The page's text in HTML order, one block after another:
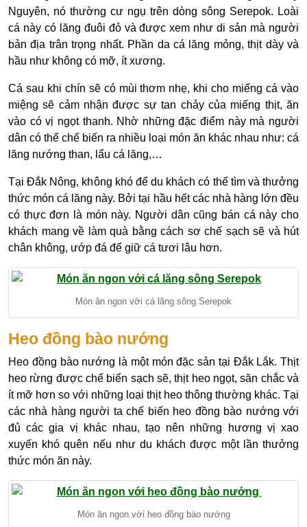
Nguyên, nó thường cư ngụ trên dòng sông Serepok. Loài
cá này có lăng đuôi đỏ và được xem như di sản mà người
bản địa trân trọng nhất. Phần da cá lăng mỏng, thịt dày và
hầu như không có mỡ, ít xương.
Cá sau khi chín sẽ có mùi thơm nhẹ, khi cho miếng cá vào
miệng sẽ cảm nhận được sự tan chảy của miếng thịt, ăn
vào có vị ngọt thanh. Nhờ những đặc điểm này mà người
dân có thể chế biến ra nhiều loại món ăn khác nhau như: cá
lăng nướng than, lẩu cá lăng,…
Tại Đắk Nông, không khó để du khách có thể tìm và thưởng
thức món cá lăng này. Bởi tại hầu hết các nhà hàng lớn đều
có thực đơn là món này. Người dân cũng bán cá này cho
khách mang về làm quà bằng cách sơ chế sạch sẽ và hút
chân không, ướp đá để giữ cá tươi lâu hơn.
Món ăn ngon với cá lăng sông Serepok
Heo đồng bào nướng
Heo đồng bào nướng là một món đặc sản tại Đắk Lắk. Thịt
heo rừng được chế biến sạch sẽ, thịt heo ngọt, săn chắc và
ít mỡ hơn so với những loại thịt heo thông thường khác. Tại
các nhà hàng người ta chế biến heo đồng bào nướng với
đủ các gia vị khác nhau, tạo nên những hương vị xao
xuyến khó quên nếu như du khách được một lần thưởng
thức món ăn này.
Món ăn ngon với heo đồng bào nướng